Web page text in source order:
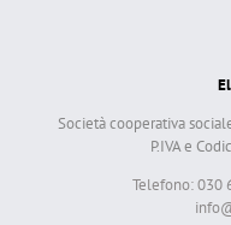
Società cooperativa
P.IVA e
Telefono: 030